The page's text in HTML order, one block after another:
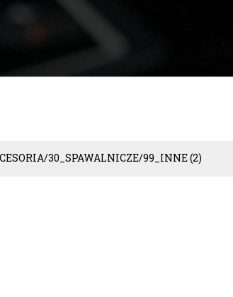
30_SPAWALNICZE/99_INNE(2)